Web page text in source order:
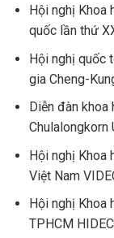
Hội nghị Khoa
quốc lần thứ
Hội nghị quốc
gia Cheng-
Diễn đàn
Chulalongkorn
Hội nghị Khoa
Việt Nam
Hội nghị Khoa
TPHCM HIDEC